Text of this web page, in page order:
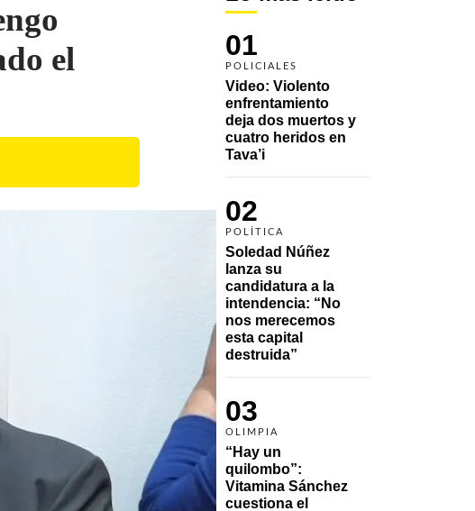
01
POLICIALES
Video: Violento
enfrentamiento
deja dos muertos y
cuatro heridos en
Tava’i
02
POLÍTICA
Soledad Núñez
lanza su
candidatura a la
intendencia: “No
nos merecemos
esta capital
destruida”
03
OLIMPIA
“Hay un
quilombo”:
Vitamina Sánchez
cuestiona el
el